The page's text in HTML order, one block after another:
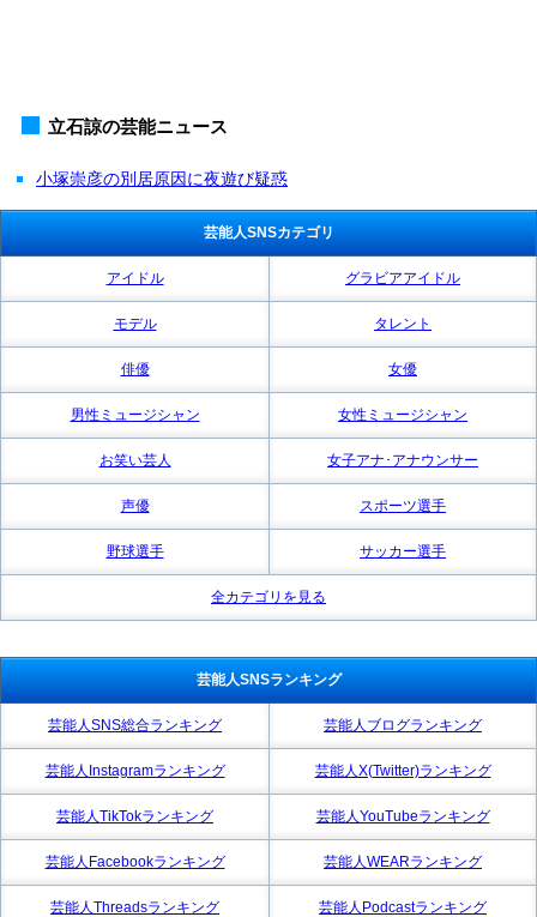
立石諒の芸能ニュース
小塚崇彦の別居原因に夜遊び疑惑
芸能人SNSカテゴリ
アイドル グラビアアイドル
モデル タレント
俳優 女優
男性ミュージシャン 女性ミュージシャン
お笑い芸人 女子アナ･アナウンサー
声優 スポーツ選手
野球選手 サッカー選手
全カテゴリを見る
芸能人SNSランキング
芸能人SNS総合ランキング 芸能人ブログランキング
芸能人Instagramランキング 芸能人X(Twitter)ランキング
芸能人TikTokランキング 芸能人YouTubeランキング
芸能人Facebookランキング 芸能人WEARランキング
芸能人Threadsランキング 芸能人Podcastランキング